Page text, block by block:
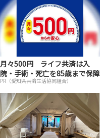
月々500円 ライフ共済は入
院・手術・死亡を85歳まで保障
PR（愛知県共済生活協同組合）